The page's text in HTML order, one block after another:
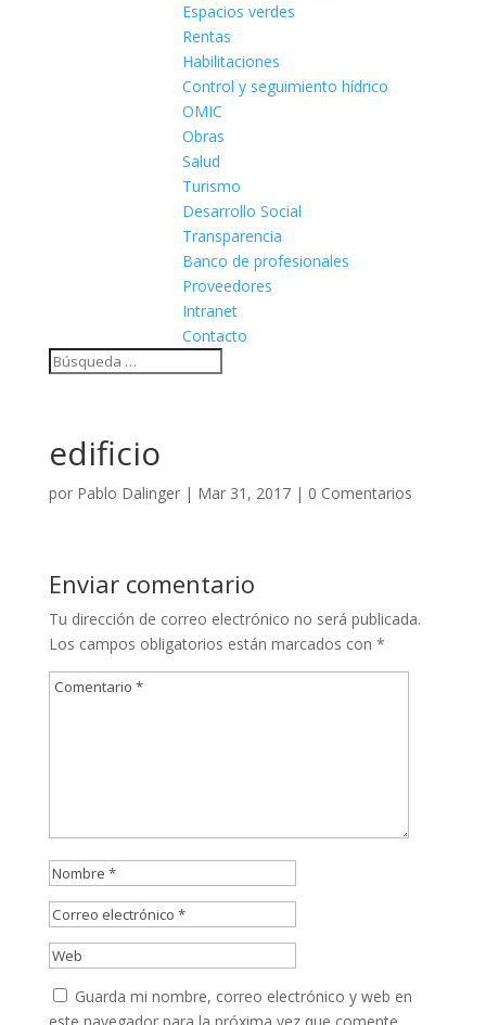
Espacios verdes
Rentas
Habilitaciones
Control y seguimiento hídrico
OMIC
Obras
Salud
Turismo
Desarrollo Social
Transparencia
Banco de profesionales
Proveedores
Intranet
Contacto
edificio
por Pablo Dalinger| Mar 31, 2017| 0 Comentarios
Enviar comentario
Tu dirección de correo electrónico no será publicada.
Los campos obligatorios están marcados con *
Guarda mi nombre, correo electrónico y web en